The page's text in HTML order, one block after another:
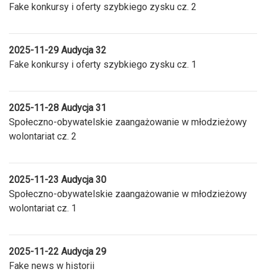
Fake konkursy i oferty szybkiego zysku cz. 2
2025-11-29 Audycja 32
Fake konkursy i oferty szybkiego zysku cz. 1
2025-11-28 Audycja 31
Społeczno-obywatelskie zaangażowanie w młodzieżowy
wolontariat cz. 2
2025-11-23 Audycja 30
Społeczno-obywatelskie zaangażowanie w młodzieżowy
wolontariat cz. 1
2025-11-22 Audycja 29
Fake news w historii